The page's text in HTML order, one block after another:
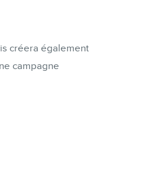
créera également
campagne